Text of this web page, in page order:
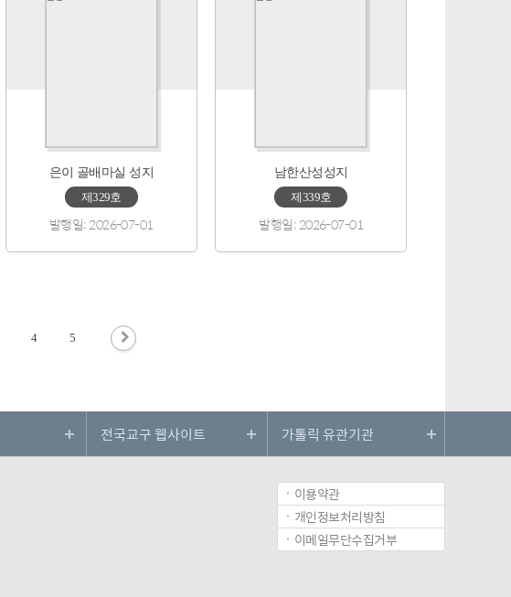
은이 골배마실 성지
제329호
발행일: 2026-07-01
남한산성성지
제339호
발행일: 2026-07-01
4 5
이용약관
개인정보처리방침
이메일무단수집거부